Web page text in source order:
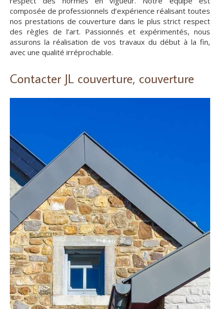
composée de professionnels d’expérience réalisant toutes
nos prestations de couverture dans le plus strict respect
des règles de l’art. Passionnés et expérimentés, nous
assurons la réalisation de vos travaux du début à la fin,
avec une qualité irréprochable.
Contacter JL couverture, couverture